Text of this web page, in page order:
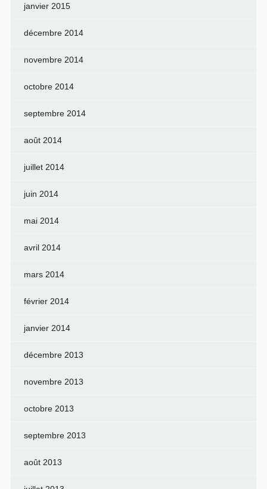
janvier 2015
décembre 2014
novembre 2014
octobre 2014
septembre 2014
août 2014
juillet 2014
juin 2014
mai 2014
avril 2014
mars 2014
février 2014
janvier 2014
décembre 2013
novembre 2013
octobre 2013
septembre 2013
août 2013